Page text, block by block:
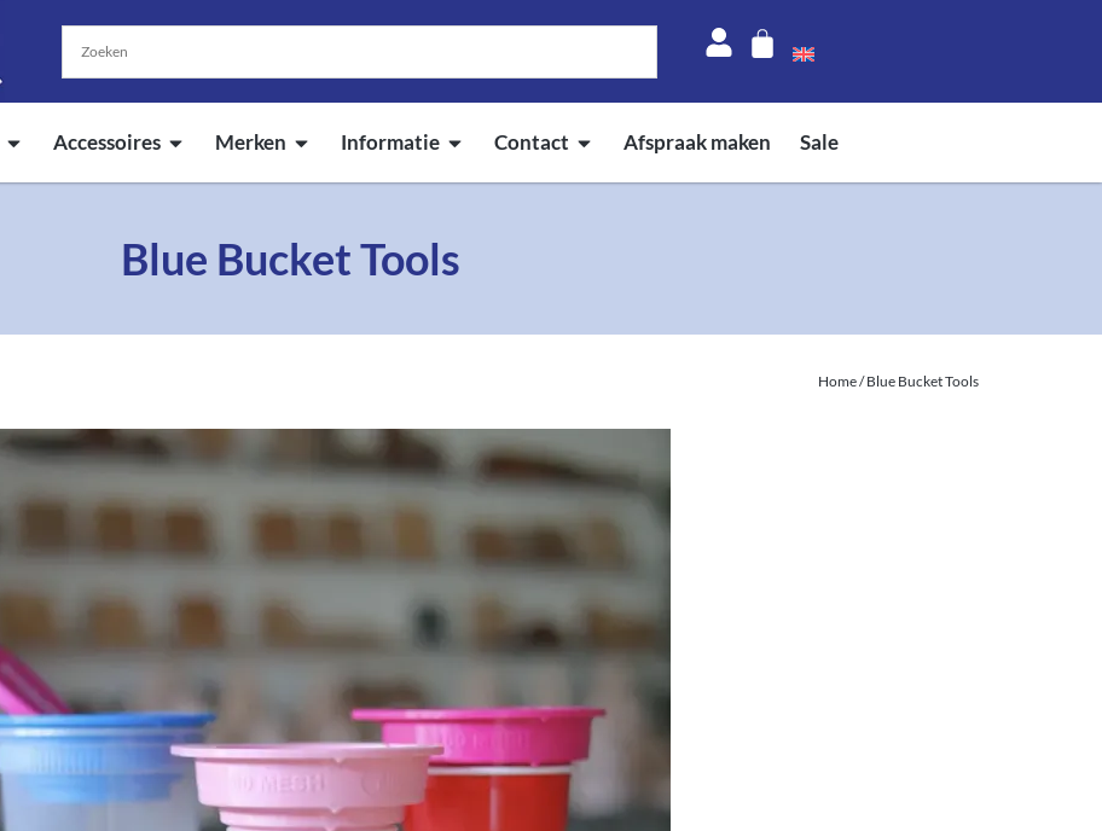
Accessoires Merken Informatie Contact Afspraak maken Sale
Blue Bucket Tools
Home/ Blue Bucket Tools